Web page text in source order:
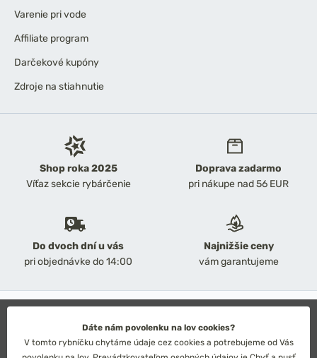
Shop roka 2025
Víťaz sekcie rybárčenie
Doprava zadarmo
pri nákupe nad 56 EUR
Do dvoch dní u vás
pri objednávke do 14:00
Najnižšie ceny
vám garantujeme
Varenie pri vode
Affiliate program
Darčekové kupóny
Zdroje na stiahnutie
Obchodné podmienky
Ochrana osobných údajov
Technické riešenie: Simplia s.r.o.
Dáte nám povolenku na lov cookies?
V tomto rybníčku chytáme údaje cez cookies a potrebujeme od Vás